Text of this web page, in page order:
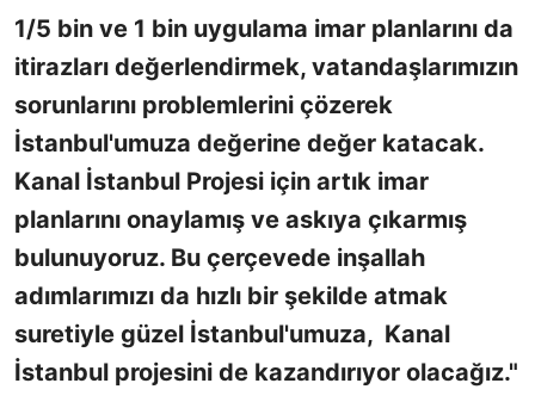
1/5 bin ve 1 bin uygulama imar planlarını da
itirazları değerlendirmek, vatandaşlarımızın
sorunlarını problemlerini çözerek
İstanbul'umuza değerine değer katacak.
Kanal İstanbul Projesi için artık imar
planlarını onaylamış ve askıya çıkarmış
bulunuyoruz. Bu çerçevede inşallah
adımlarımızı da hızlı bir şekilde atmak
suretiyle güzel İstanbul'umuza, Kanal
İstanbul projesini de kazandırıyor olacağız."